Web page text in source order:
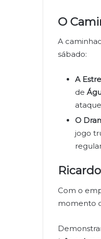
O
A
sábado:
A
de
O
jogo
Com o
momento